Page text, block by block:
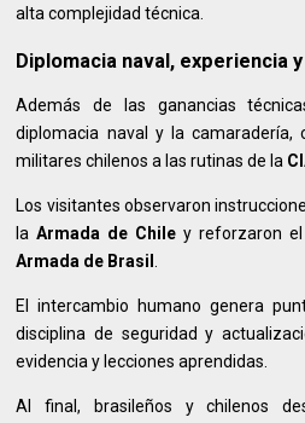
alta complejidad técnica.
Diplomacia naval, experiencia
Además de las ganancias
diplomacia naval y la camaradería,
militares chilenos a las rutinas de la
Los visitantes observaron
laArmada de Chile y reforzaron
Armada de Brasil
El intercambio humano genera
disciplina de seguridad y
evidencia y lecciones aprendidas.
Al final, brasileños y chilenos